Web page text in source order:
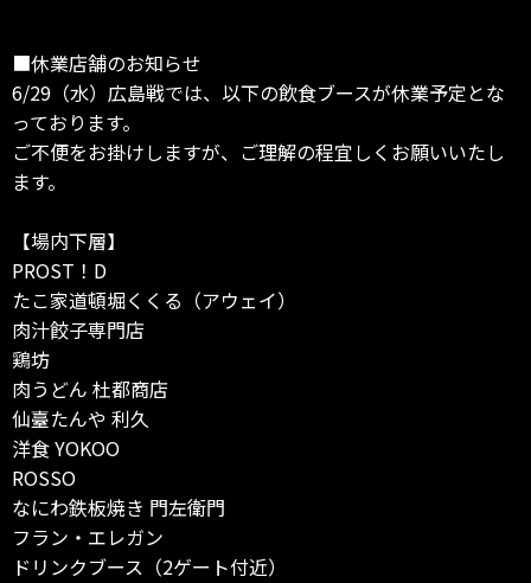
■休業店舗のお知らせ
6/29（水）広島戦では、以下の飲食ブースが休業予定とな
っております。
ご不便をお掛けしますが、ご理解の程宜しくお願いいたし
ます。
【場内下層】
PROST！D
たこ家道頓堀くくる（アウェイ）
肉汁餃子専門店
鶏坊
肉うどん 杜都商店
仙臺たんや 利久
洋食 YOKOO
ROSSO
なにわ鉄板焼き 門左衛門
フラン・エレガン
ドリンクブース（2ゲート付近）